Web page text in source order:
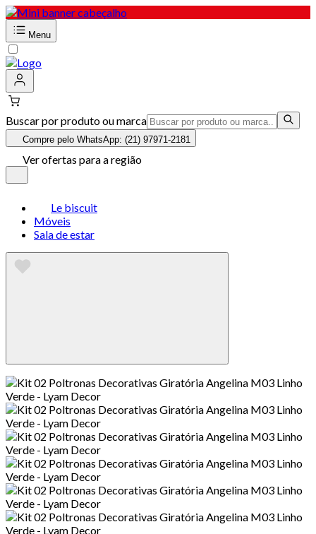
Menu
Buscar por produto ou marca
Compre pelo WhatsApp: (21) 97971-2181
Ver ofertas para a região
Le biscuit
Móveis
Sala de estar